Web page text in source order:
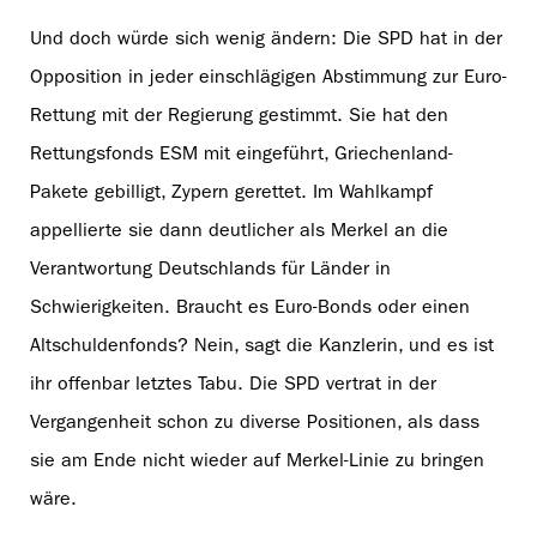
Und doch würde sich wenig ändern: Die SPD hat in der
Opposition in jeder einschlägigen Abstimmung zur Euro-
Rettung mit der Regierung gestimmt. Sie hat den
Rettungsfonds ESM mit eingeführt, Griechenland-
Pakete gebilligt, Zypern gerettet. Im Wahlkampf
appellierte sie dann deutlicher als Merkel an die
Verantwortung Deutschlands für Länder in
Schwierigkeiten. Braucht es Euro-Bonds oder einen
Altschuldenfonds? Nein, sagt die Kanzlerin, und es ist
ihr offenbar letztes Tabu. Die SPD vertrat in der
Vergangenheit schon zu diverse Positionen, als dass
sie am Ende nicht wieder auf Merkel-Linie zu bringen
wäre.